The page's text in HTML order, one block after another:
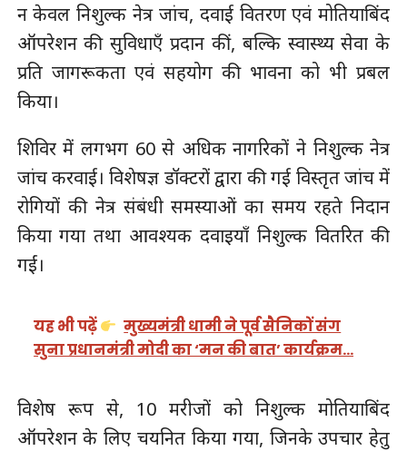
न केवल निशुल्क नेत्र जांच, दवाई वितरण एवं मोतियाबिंद
ऑपरेशन की सुविधाएँ प्रदान कीं, बल्कि स्वास्थ्य सेवा के
प्रति जागरूकता एवं सहयोग की भावना को भी प्रबल
किया।
शिविर में लगभग 60 से अधिक नागरिकों ने निशुल्क नेत्र
जांच करवाई। विशेषज्ञ डॉक्टरों द्वारा की गई विस्तृत जांच में
रोगियों की नेत्र संबंधी समस्याओं का समय रहते निदान
किया गया तथा आवश्यक दवाइयाँ निशुल्क वितरित की
गईं।
यह भी पढ़ें
मुख्यमंत्री धामी ने पूर्व सैनिकों संग
सुना प्रधानमंत्री मोदी का ‘मन की बात’ कार्यक्रम…
विशेष रूप से, 10 मरीजों को निशुल्क मोतियाबिंद
ऑपरेशन के लिए चयनित किया गया, जिनके उपचार हेतु